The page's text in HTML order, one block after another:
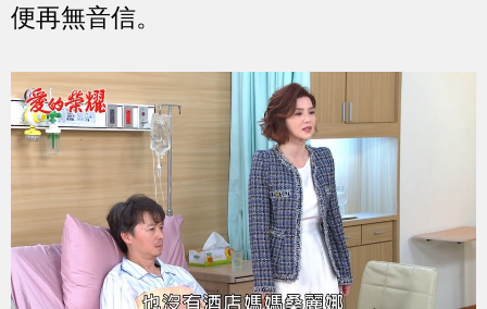
便再無音信。